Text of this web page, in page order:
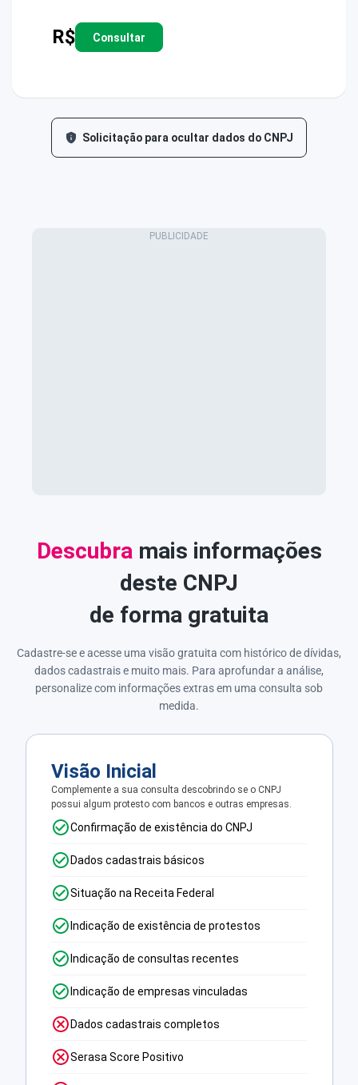
R$ Consultar
Solicitação para ocultar dados do CNPJ
Descubramais informações
deste CNPJ
de forma gratuita
Cadastre-se e acesse uma visão gratuita com histórico de dívidas,
dados cadastrais e muito mais. Para aprofundar a análise,
personalize com informações extras em uma consulta sob
medida.
Visão Inicial
Complemente a sua consulta descobrindo se o CNPJ
possui algum protesto com bancos e outras empresas.
Confirmação de existência do CNPJ
Dados cadastrais básicos
Situação na Receita Federal
Indicação de existência de protestos
Indicação de consultas recentes
Indicação de empresas vinculadas
Dados cadastrais completos
Serasa Score Positivo